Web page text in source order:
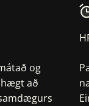
og
að